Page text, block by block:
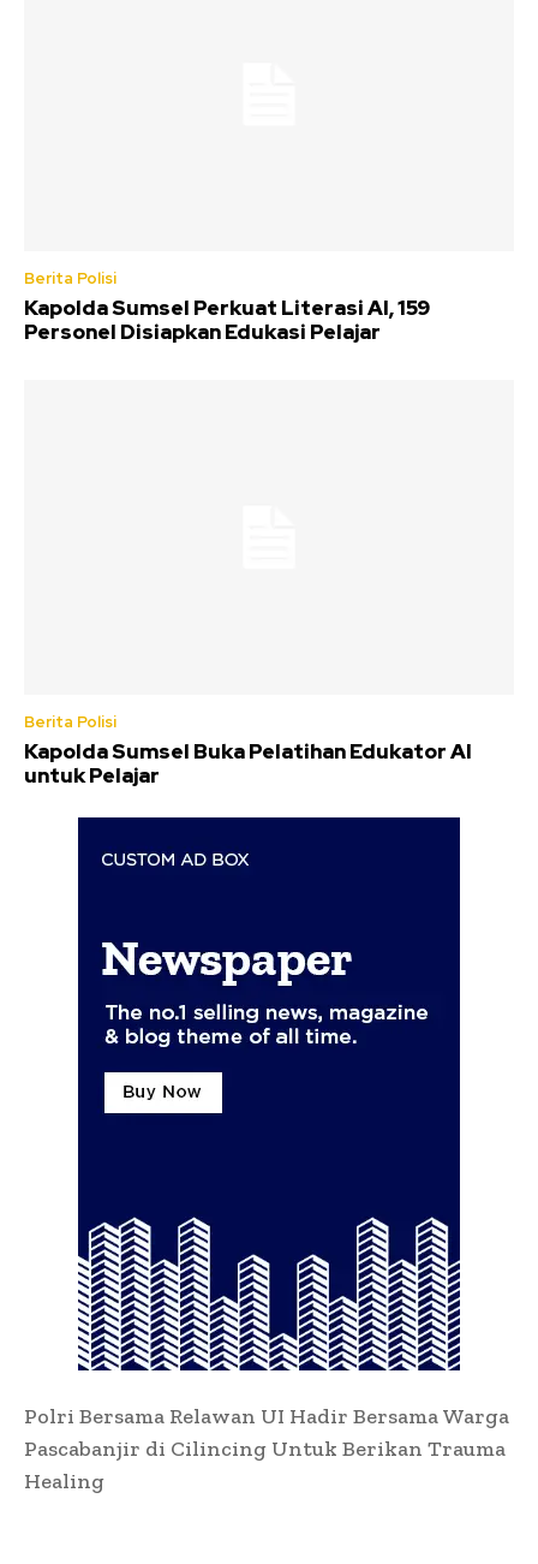
Berita Polisi
Kapolda Sumsel Perkuat Literasi AI, 159
Personel Disiapkan Edukasi Pelajar
Berita Polisi
Kapolda Sumsel Buka Pelatihan Edukator AI
untuk Pelajar
Polri Bersama Relawan UI Hadir Bersama Warga
Pascabanjir di Cilincing Untuk Berikan Trauma
Healing